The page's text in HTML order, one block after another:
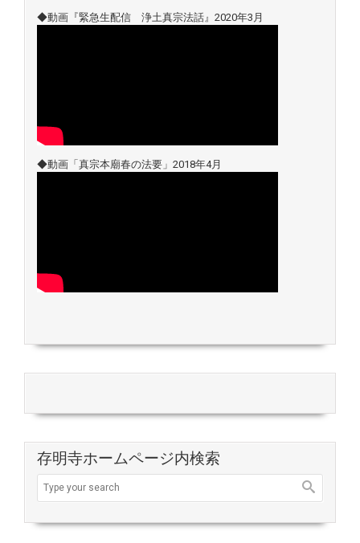
◆動画『緊急生配信 浄土真宗法話』2020年3月
◆動画「真宗本廟春の法要」2018年4月
存明寺ホームページ内検索